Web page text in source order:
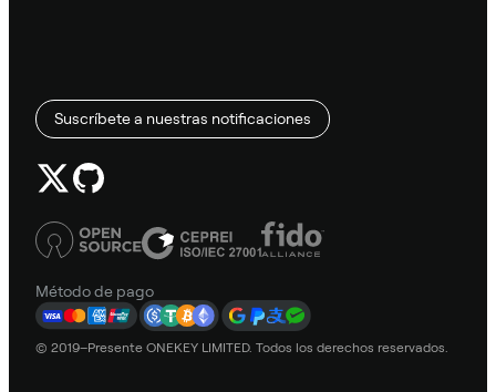
Suscríbete a nuestras notificaciones
Método de pago
© 2019–Presente ONEKEY LIMITED. Todos los derechos reservados.